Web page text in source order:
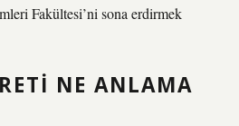
Fakültesi’ni sona erdirmek
NE ANLAMA